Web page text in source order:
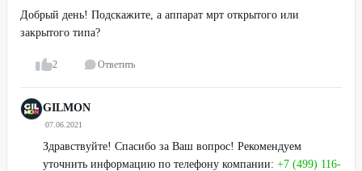
Добрый день! Подскажите, а аппарат мрт открытого или
закрытого типа?
2 Ответить
GILMON
·07.06.2021
Здравствуйте! Спасибо за Ваш вопрос! Рекомендуем
уточнить информацию по телефону компании: +7 (499) 116-